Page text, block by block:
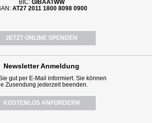
BIC: GIBAATWW
AT27 2011 1800 8098 0900
JETZT ONLINE SPENDEN
NewsletterAnmeldung
gut per E-Mail informiert. Sie können
Zusendung jederzeit beenden.
KOSTENLOS ANFORDERN